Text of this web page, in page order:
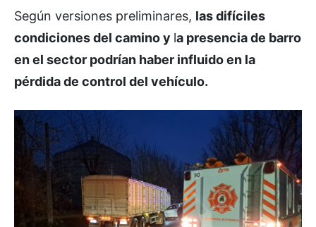
Según versiones preliminares, las difíciles
condiciones del camino y la presencia de barro
en el sector podrían haber influido en la
pérdida de control del vehículo.